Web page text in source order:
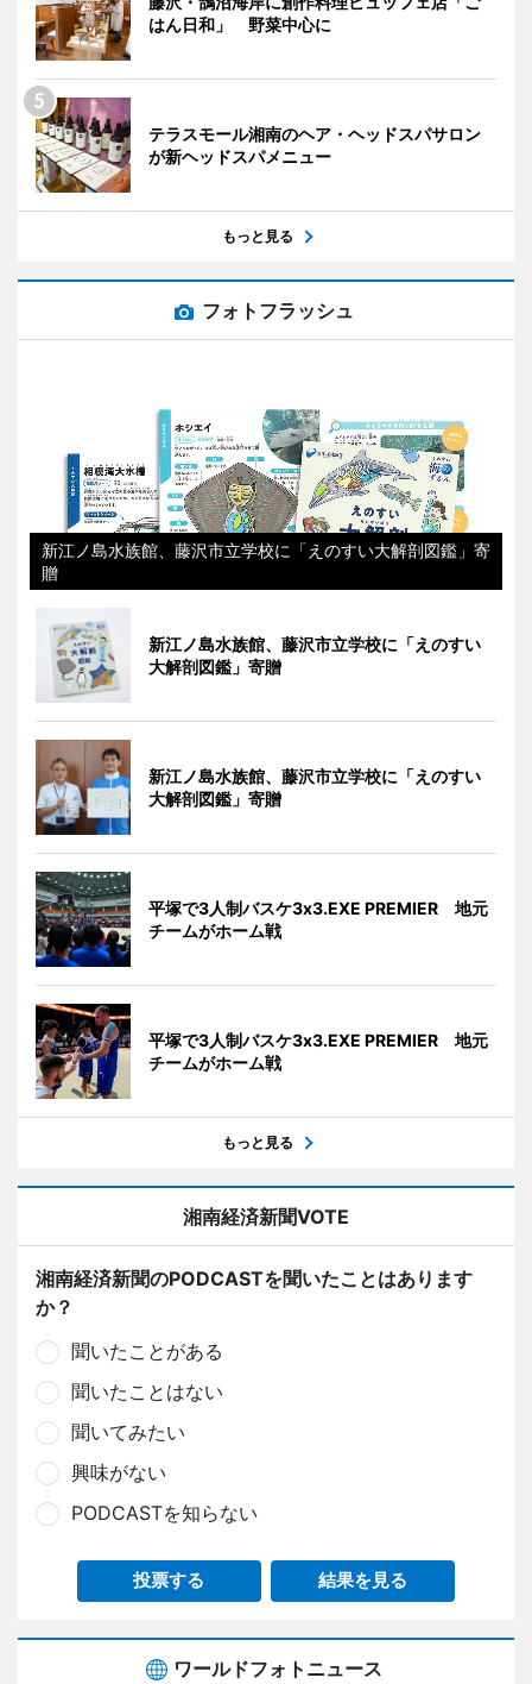
はん日和」 野菜中心に
テラスモール湘南のヘア・ヘッドスパサロン
が新ヘッドスパメニュー
もっと見る
フォトフラッシュ
新江ノ島水族館、藤沢市立学校に「えのすい大解剖図鑑」寄
贈
新江ノ島水族館、藤沢市立学校に「えのすい
大解剖図鑑」寄贈
新江ノ島水族館、藤沢市立学校に「えのすい
大解剖図鑑」寄贈
平塚で3人制バスケ3x3.EXE PREMIER 地元
チームがホーム戦
平塚で3人制バスケ3x3.EXE PREMIER 地元
チームがホーム戦
もっと見る
湘南経済新聞VOTE
湘南経済新聞のPODCASTを聞いたことはあります
か？
聞いたことがある
聞いたことはない
聞いてみたい
興味がない
PODCASTを知らない
投票する 結果を見る
ワールドフォトニュース